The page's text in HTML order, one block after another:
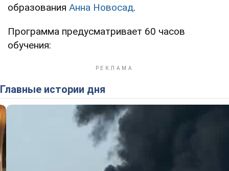
образования Анна Новосад.
Программа предусматривает 60 часов
обучения:
Главные истории дня